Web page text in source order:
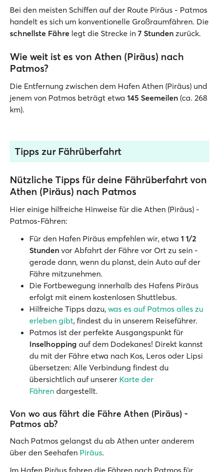
Bei den meisten Schiffen auf der Route Piräus - Patmos
handelt es sich um konventionelle Großraumfähren. Die
schnellste Fähre legt die Strecke in 7 Stunden zurück.
Wie weit ist es von Athen (Piräus) nach
Patmos?
Die Entfernung zwischen dem Hafen Athen (Piräus) und
jenem von Patmos beträgt etwa 145 Seemeilen (ca. 268
km).
Tipps zur Fährüberfahrt
Nützliche Tipps für deine Fährüberfahrt von
Athen (Piräus) nach Patmos
Hier einige hilfreiche Hinweise für die Athen (Piräus) -
Patmos-Fähren:
Für den Hafen Piräus empfehlen wir, etwa 1 1/2
Stunden vor Abfahrt der Fähre vor Ort zu sein -
gerade dann, wenn du planst, dein Auto auf der
Fähre mitzunehmen.
Die Fortbewegung innerhalb des Hafens Piräus
erfolgt mit einem kostenlosen Shuttlebus.
Hilfreiche Tipps dazu, was es auf Patmos alles zu
erleben gibt, findest du in unserem Reiseführer.
Patmos ist der perfekte Ausgangspunkt für
Inselhopping auf dem Dodekanes! Direkt kannst
du mit der Fähre etwa nach Kos, Leros oder Lipsi
übersetzen: Alle Verbindung findest du
übersichtlich auf unserer Karte der
Fähren dargestellt.
Von wo aus fährt die Fähre Athen (Piräus) -
Patmos ab?
Nach Patmos gelangst du ab Athen unter anderem
über den Seehafen Piräus.
Im Hafen Piräus fahren die Fähren nach Patmos für